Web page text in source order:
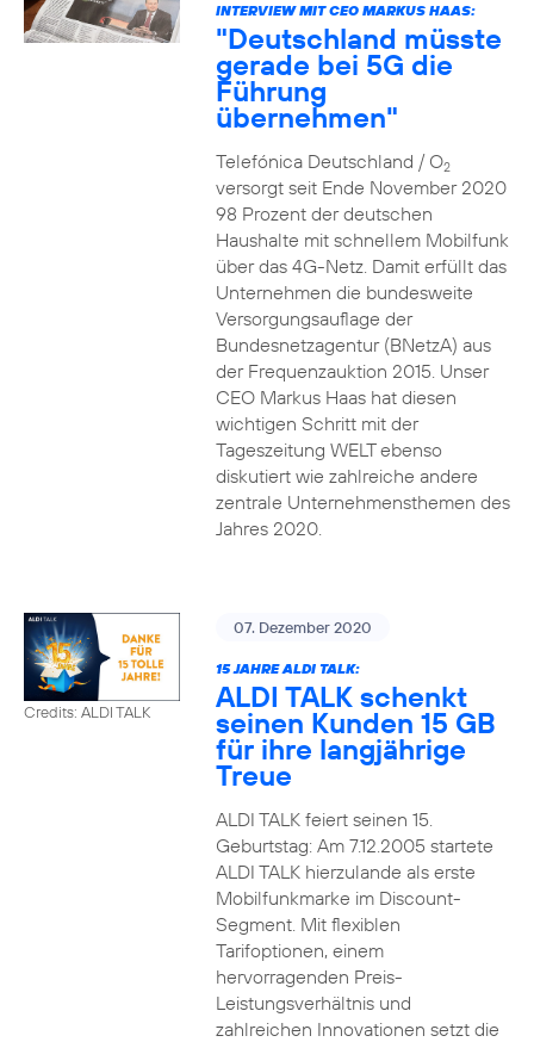
INTERVIEW MIT CEO MARKUS HAAS:
"Deutschland müsste
gerade bei 5G die
Führung
übernehmen"
Telefónica Deutschland / O2
versorgt seit Ende November 2020
98 Prozent der deutschen
Haushalte mit schnellem Mobilfunk
über das 4G-Netz. Damit erfüllt das
Unternehmen die bundesweite
Versorgungsauflage der
Bundesnetzagentur (BNetzA) aus
der Frequenzauktion 2015. Unser
CEO Markus Haas hat diesen
wichtigen Schritt mit der
Tageszeitung WELT ebenso
diskutiert wie zahlreiche andere
zentrale Unternehmensthemen des
Jahres 2020.
Credits: ALDI TALK
07. Dezember 2020
15 JAHRE ALDI TALK:
ALDI TALK schenkt
seinen Kunden 15 GB
für ihre langjährige
Treue
ALDI TALK feiert seinen 15.
Geburtstag: Am 7.12.2005 startete
ALDI TALK hierzulande als erste
Mobilfunkmarke im Discount-
Segment. Mit flexiblen
Tarifoptionen, einem
hervorragenden Preis-
Leistungsverhältnis und
zahlreichen Innovationen setzt die